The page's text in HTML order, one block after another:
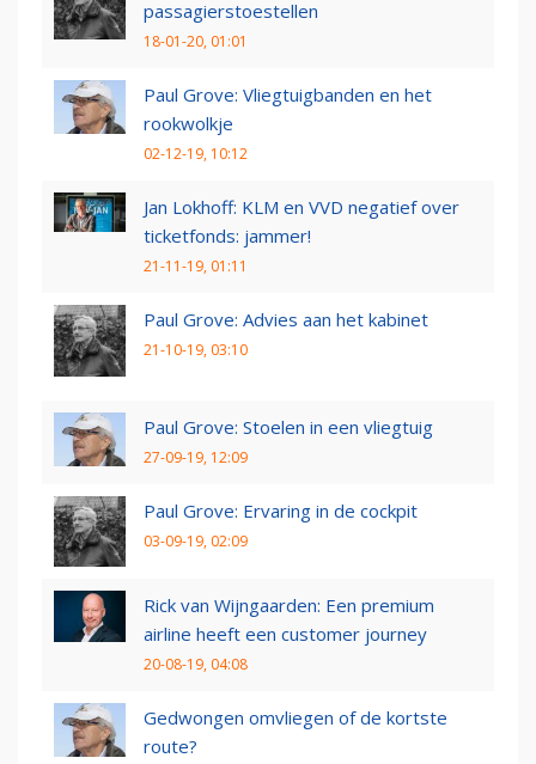
passagierstoestellen
18-01-20, 01:01
Paul Grove: Vliegtuigbanden en het
rookwolkje
02-12-19, 10:12
Jan Lokhoff: KLM en VVD negatief over
ticketfonds: jammer!
21-11-19, 01:11
Paul Grove: Advies aan het kabinet
21-10-19, 03:10
Paul Grove: Stoelen in een vliegtuig
27-09-19, 12:09
Paul Grove: Ervaring in de cockpit
03-09-19, 02:09
Rick van Wijngaarden: Een premium
airline heeft een customer journey
20-08-19, 04:08
Gedwongen omvliegen of de kortste
route?